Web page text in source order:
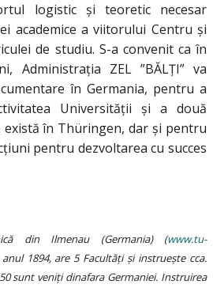
logistic și teoretic necesar
academice a viitorului Centru și
de studiu. S-a convenit ca în
Administrația ZEL ”BĂLȚI” va
în Germania, pentru a
Universității și a două
există în Thüringen, dar și pentru
pentru dezvoltarea cu succes
din Ilmenau (Germania) (www.tu-
1894, are 5 Facultăți și instruește cca.
sunt veniți dinafara Germaniei. Instruirea